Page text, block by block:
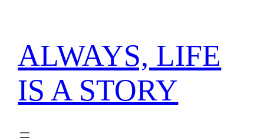
ALWAYS, LIFE
IS A STORY